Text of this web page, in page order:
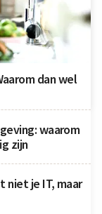
dan wel
waarom
zijn
niet je IT, maar